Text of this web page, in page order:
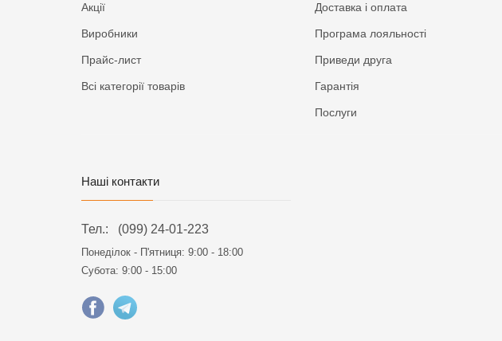
Акції
Виробники
Прайс-лист
Всі категорії товарів
Доставка і оплата
Програма лояльності
Приведи друга
Гарантія
Послуги
Наші контакти
Тел.: (099) 24-01-223
Понеділок - П'ятниця: 9:00 - 18:00
Субота: 9:00 - 15:00